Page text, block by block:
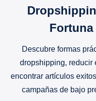
Descubre formas
dropshipping, reducir
encontrar artículos
campañas de bajo